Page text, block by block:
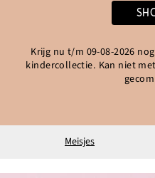
Krijg nu t/m 09-08-2026
kindercollectie. Kan niet
Meisjes